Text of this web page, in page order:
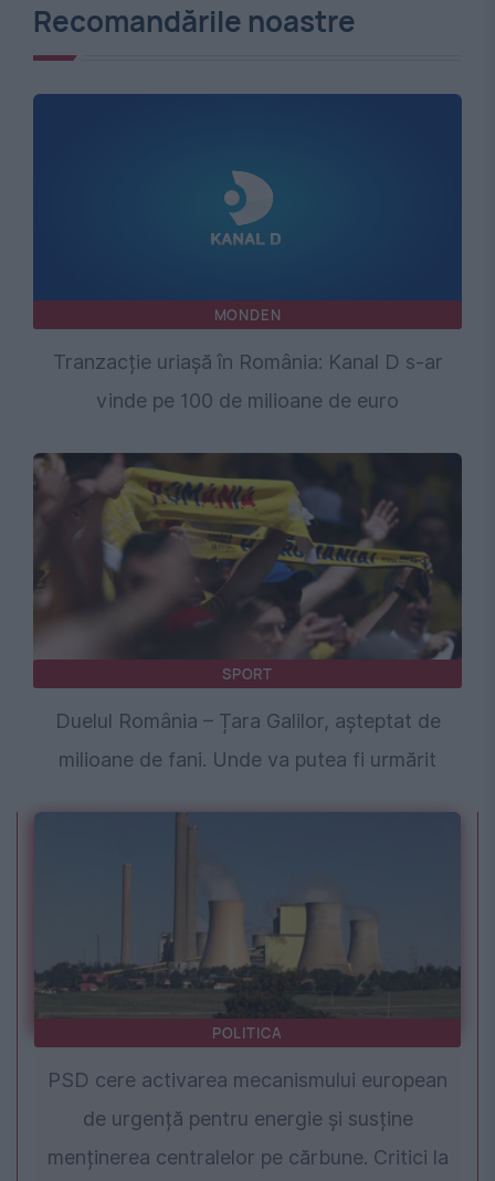
Recomandările noastre
MONDEN
Tranzacție uriașă în România: Kanal D s-ar
vinde pe 100 de milioane de euro
SPORT
Duelul România – Țara Galilor, așteptat de
milioane de fani. Unde va putea fi urmărit
POLITICA
PSD cere activarea mecanismului european
de urgență pentru energie și susține
menținerea centralelor pe cărbune. Critici la